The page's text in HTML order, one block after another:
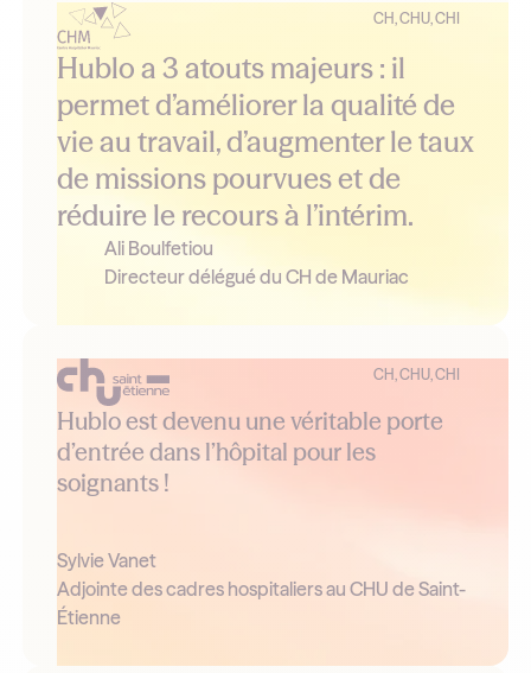
CH, CHU, CHI
Hublo a 3 atouts majeurs : il
permet d’améliorer la qualité de
vie au travail, d’augmenter le taux
de missions pourvues et de
réduire le recours à l’intérim.
Ali Boulfetiou
Directeur délégué du CH de Mauriac
CH, CHU, CHI
Hublo est devenu une véritable porte
d’entrée dans l’hôpital pour les
soignants !
Sylvie Vanet
Adjointe des cadres hospitaliers au CHU de Saint-
Étienne